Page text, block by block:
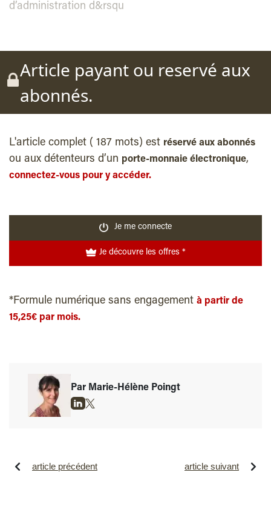
d’administration d&rsqu
Article payant ou reservé aux
abonnés.
L'article complet ( 187 mots) est réservé aux abonnés
ou aux détenteurs d’un porte-monnaie électronique,
connectez-vous pour y accéder.
Je me connecte
Je découvre les offres *
*Formule numérique sans engagement à partir de
15,25€ par mois.
Par Marie-Hélène Poingt
article précédent article suivant